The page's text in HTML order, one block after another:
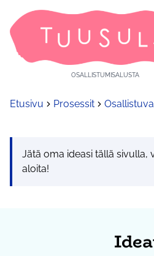
OSALLISTUMISALUSTA
Etusivu Prosessit
Jätä oma ideasi tällä sivulla,
aloita!